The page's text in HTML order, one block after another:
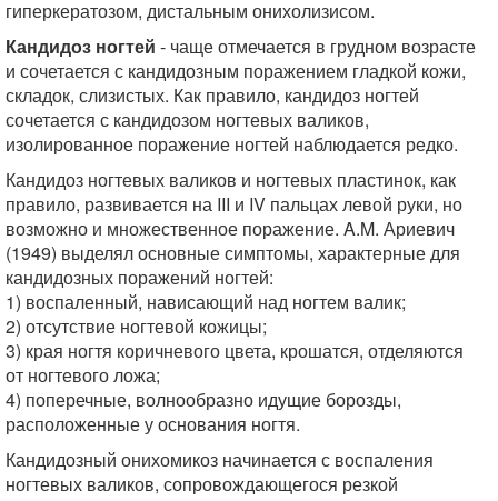
гиперкератозом, дистальным онихолизисом.
Кандидоз ногтей - чаще отмечается в грудном возрасте
и сочетается с кандидозным поражением гладкой кожи,
складок, слизистых. Как правило, кандидоз ногтей
сочетается с кандидозом ногтевых валиков,
изолированное поражение ногтей наблюдается редко.
Кандидоз ногтевых валиков и ногтевых пластинок, как
правило, развивается на III и IV пальцах левой руки, но
возможно и множественное поражение. A.M. Ариевич
(1949) выделял основные симптомы, характерные для
кандидозных поражений ногтей:
1) воспаленный, нависающий над ногтем валик;
2) отсутствие ногтевой кожицы;
3) края ногтя коричневого цвета, крошатся, отделяются
от ногтевого ложа;
4) поперечные, волнообразно идущие борозды,
расположенные у основания ногтя.
Кандидозный онихомикоз начинается с воспаления
ногтевых валиков, сопровождающегося резкой